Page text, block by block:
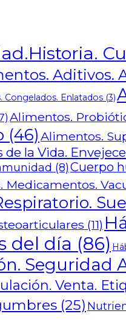
Aditivos.
Congelados. Enlatados (3)
Alimentos.
(46) Alimentos.
la Vida.
(8)Cuerpo
Medicamentos.
(11)
del día (86)
Seguridad
Venta.
(25)